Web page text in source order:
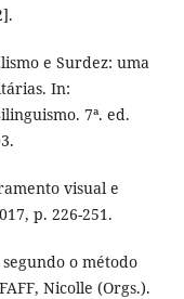
e Surdez: uma
In:
7ª. ed.
visual e
p. 226-251.
o método
Nicolle (Orgs.).